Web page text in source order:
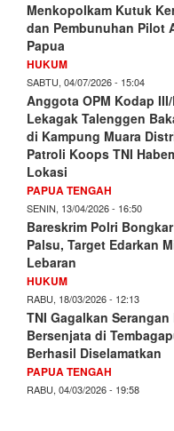
Menkopolkam Kutuk
dan Pembunuhan Pilot
Papua
HUKUM
SABTU, 04/07/2026 - 15:04
Anggota OPM Kodap
Lekagak Talenggen
di Kampung Muara
Patroli Koops TNI
Lokasi
PAPUA TENGAH
SENIN, 13/04/2026 - 16:50
Bareskrim Polri
Palsu, Target Edarkan
Lebaran
HUKUM
RABU, 18/03/2026 - 12:13
TNI Gagalkan
Bersenjata di
Berhasil Diselamatkan
PAPUA TENGAH
RABU, 04/03/2026 - 19:58